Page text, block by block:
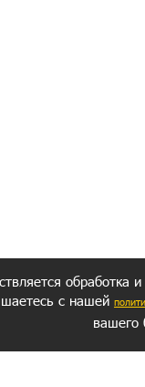
обработка
с нашей
вашего